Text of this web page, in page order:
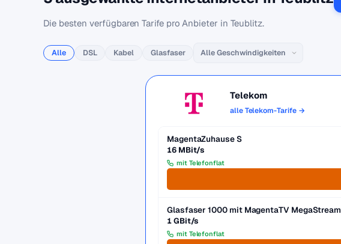
Die besten verfügbaren Tarife pro Anbieter in Teublitz.
Alle DSL Kabel Glasfaser
Telekom
alle Telekom-Tarife →
MagentaZuhause S
16 MBit/s
mit Telefonflat
Glasfaser 1000 mit MagentaTV MegaStream
1 GBit/s
mit Telefonflat